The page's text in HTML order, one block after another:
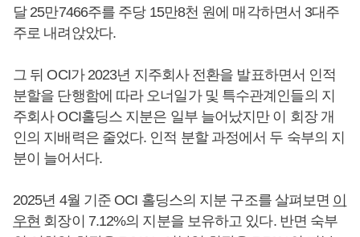
달 25만7466주를 주당 15만8천 원에 매각하면서 3대주
주로 내려앉았다.
그 뒤 OCI가 2023년 지주회사 전환을 발표하면서 인적
분할을 단행함에 따라 오너일가 및 특수관계인들의 지
주회사 OCI홀딩스 지분은 일부 늘어났지만 이 회장 개
인의 지배력은 줄었다. 인적 분할 과정에서 두 숙부의 지
분이 늘어서다.
2025년 4월 기준 OCI 홀딩스의 지분 구조를 살펴보면 이
우현 회장이 7.12%의 지분을 보유하고 있다. 반면 숙부